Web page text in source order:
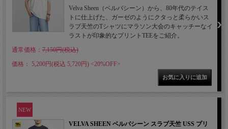
Velva Sheen（ベルバシーン）から、80年代のテイス
トに仕上げた、ガーゼのようにクタっと柔らかいス
ラブ天竺のTシャツにマラソン大会のキャッチーなイ
ラストが印象的なプリントTEEをご紹介。
通常価格： 7,150円(税込)
価格： 5,200円(税込 5,720円) <20%OFF>
NEW
VELVA SHEEN ベルバシーン スラブ天竺 USS プリ